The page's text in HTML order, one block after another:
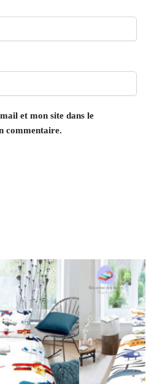
et mon site dans le
commentaire.